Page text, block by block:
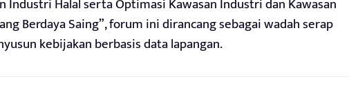
Berdaya Saing”, forum ini dirancang sebagai wadah serap
kebijakan berbasis data lapangan.